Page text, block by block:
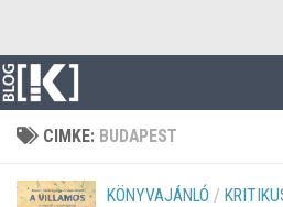
CIMKE: BUDAPEST
KÖNYVAJÁNLÓ /